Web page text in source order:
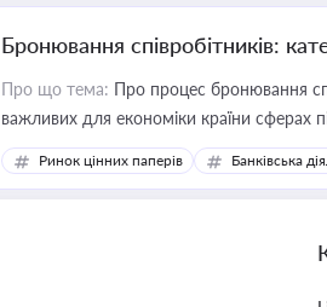
Бронювання співробітників:
Про що тема: Про процес бронювання
важливих для економіки країни сферах
Ринок цінних паперів Банківська